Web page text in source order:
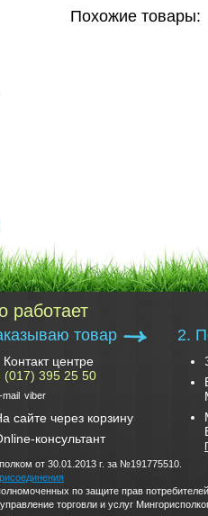
Похожие товары:
работает
товар
Контакт центре
(017) 395 25 50
mail viber
сайте через корзину
консультант
2.
от 30.01.2013 г. за №191775510.
по защите прав
торговли и услуг